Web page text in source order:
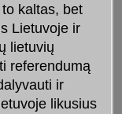
kaltas, bet
Lietuvoje ir
lietuvių
referendumą
ir
likusius